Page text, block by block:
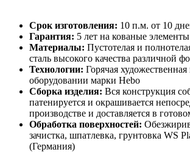
Срок изготовления: 10 п.м. от 10
Гарантия: 5 лет на кованые
Материалы: Пустотелая и
сталь высокого качества различной
Технологии: Горячая
оборудовании марки Hebo
Сборка изделия: Вся конструкция
патенируется и окрашивается
производстве и доставляется в
Обработка поверхностей:
зачистка, шпатлевка, грунтовка WS
(Германия)